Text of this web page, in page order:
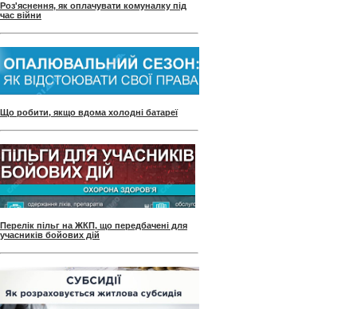
Роз'яснення, як оплачувати комуналку під
час війни
Що робити, якщо вдома холодні батареї
Перелік пільг на ЖКП, що передбачені для
учасників бойових дій